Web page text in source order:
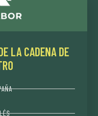
LA CADENA DE